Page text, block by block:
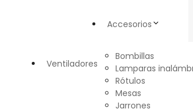
Ventiladores
Accesorios
Bombillas
Lamparas
Rótulos
Mesas
Jarrones